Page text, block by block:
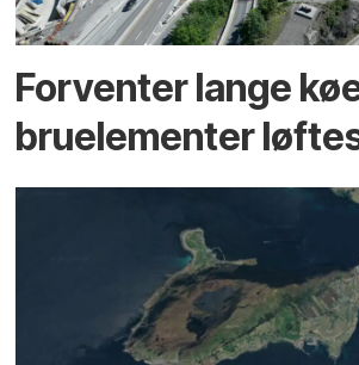
Forventer lange
bru­elementer